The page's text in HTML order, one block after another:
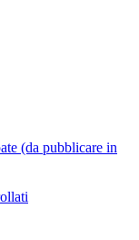
(da pubblicare in